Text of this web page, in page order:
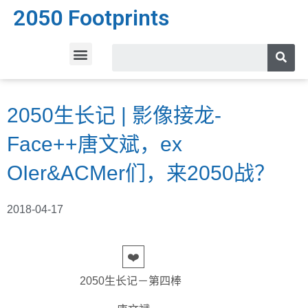
2050 Footprints
2050生长记 | 影像接龙-
Face++唐文斌，ex
OIer&ACMer们，来2050战？
2018-04-17
❤️
2050生长记－第四棒